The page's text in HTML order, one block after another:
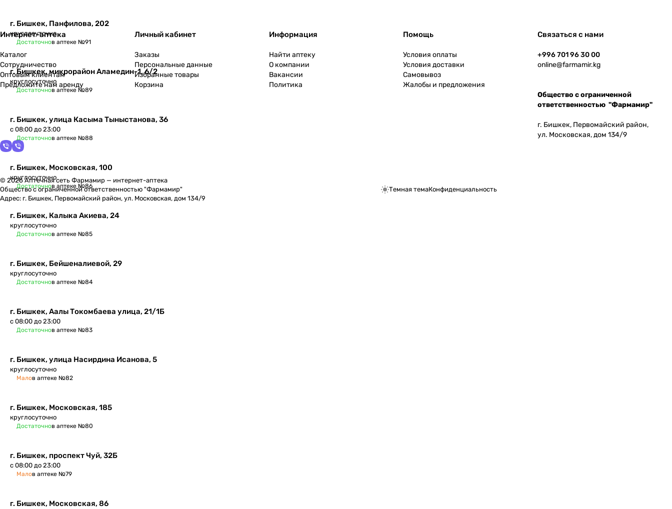
г. Бишкек, Панфилова, 202
круглосуточно
Достаточнов аптеке №91
г. Бишкек, микрорайон Аламедин-1, 6/2
круглосуточно
Достаточнов аптеке №89
г. Бишкек, улица Касыма Тыныстанова, 36
с 08:00 до 23:00
Достаточнов аптеке №88
г. Бишкек, Московская, 100
круглосуточно
Достаточнов аптеке №86
г. Бишкек, Калыка Акиева, 24
круглосуточно
Достаточнов аптеке №85
г. Бишкек, Бейшеналиевой, 29
круглосуточно
Достаточнов аптеке №84
г. Бишкек, ​Аалы Токомбаева улица, 21/1Б
с 08:00 до 23:00
Достаточнов аптеке №83
г. Бишкек, улица Насирдина Исанова, 5
круглосуточно
Малов аптеке №82
г. Бишкек, Московская, 185
круглосуточно
Достаточнов аптеке №80
г. Бишкек​, проспект Чуй, 32Б
с 08:00 до 23:00
Малов аптеке №79
г. Бишкек, Московская, 86
Интернет-аптека
Каталог
Сотрудничество
Оптовым клиентам
Предложите нам аренду
Личный кабинет
Заказы
Персональные данные
Избранные товары
Корзина
Информация
Найти аптеку
О компании
Вакансии
Политика
Помощь
Условия оплаты
Условия доставки
Самовывоз
Жалобы и предложения
Связаться с нами
+996 701 96 30 00
online@farmamir.kg
Общество с ограниченной
ответственностью "Фармамир"
г. Бишкек, Первомайский район,
ул. Московская, дом 134/9
© 2026 Аптечная сеть Фармамир — интернет-аптека
Общество с ограниченной ответственностью "Фармамир"
Адрес: г. Бишкек, Первомайский район, ул. Московская, дом 134/9
Темная темаКонфиденциальность